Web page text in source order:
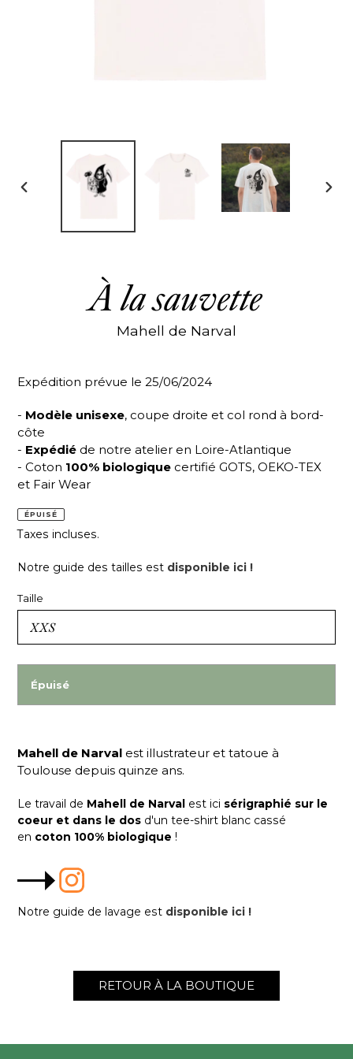
À la sauvette
Mahell de Narval
Expédition prévue le 25/06/2024
- Modèle unisexe, coupe droite et col rond à bord-
côte
- Expédié de notre atelier en Loire-Atlantique
- Coton 100% biologique certifié GOTS, OEKO-TEX
et Fair Wear
ÉPUISÉ
Taxes incluses.
Notre guide des tailles est disponible ici !
Taille
Épuisé
Mahell de Narval est illustrateur et tatoue à
Toulouse depuis quinze ans.
Le travail de Mahell de Narval est ici sérigraphié sur le
coeur et dans le dos d'un tee-shirt blanc cassé
en coton 100% biologique !
Notre guide de lavage est disponible ici !
RETOUR À LA BOUTIQUE